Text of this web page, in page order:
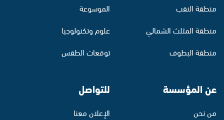
منطقة النقب
منطقة المثلث الشمالي
منطقة البطوف
الموسوعة
علوم وتكنولوجيا
توقعات الطقس
عن المؤسسة
من نحن
للتواصل
الإعلان معنا